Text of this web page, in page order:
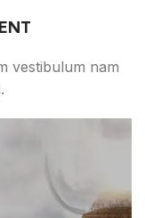
vestibulum nam